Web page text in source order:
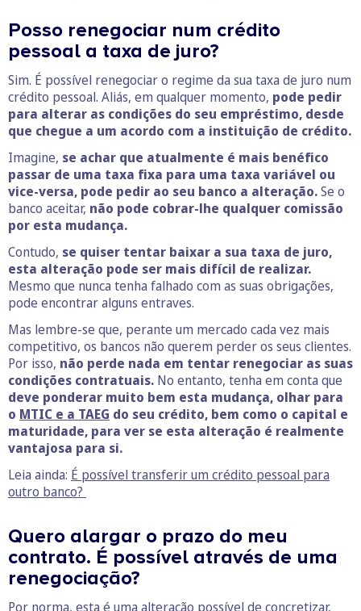
Posso renegociar num crédito
pessoal a taxa de juro?
Sim. É possível renegociar o regime da sua taxa de juro num
crédito pessoal. Aliás, em qualquer momento, pode pedir
para alterar as condições do seu empréstimo, desde
que chegue a um acordo com a instituição de crédito.
Imagine, se achar que atualmente é mais benéfico
passar de uma taxa fixa para uma taxa variável ou
vice-versa, pode pedir ao seu banco a alteração.Se o
banco aceitar, não pode cobrar-lhe qualquer comissão
por esta mudança.
Contudo, se quiser tentar baixar a sua taxa de juro,
esta alteração pode ser mais difícil de realizar.
Mesmo que nunca tenha falhado com as suas obrigações,
pode encontrar alguns entraves.
Mas lembre-se que, perante um mercado cada vez mais
competitivo, os bancos não querem perder os seus clientes.
Por isso, não perde nada em tentar renegociar as suas
condições contratuais. No entanto, tenha em conta que
deve ponderar muito bem esta mudança, olhar para
o MTIC e a TAEG do seu crédito, bem como o capital e
maturidade, para ver se esta alteração é realmente
vantajosa para si.
Leia ainda: É possível transferir um crédito pessoal para
outro banco?
Quero alargar o prazo do meu
contrato. É possível através de uma
renegociação?
Por norma, esta é uma alteração possível de concretizar,